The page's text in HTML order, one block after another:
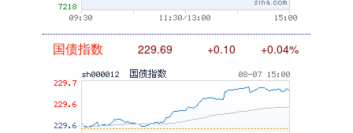
国债指数 229.69 +0.04%